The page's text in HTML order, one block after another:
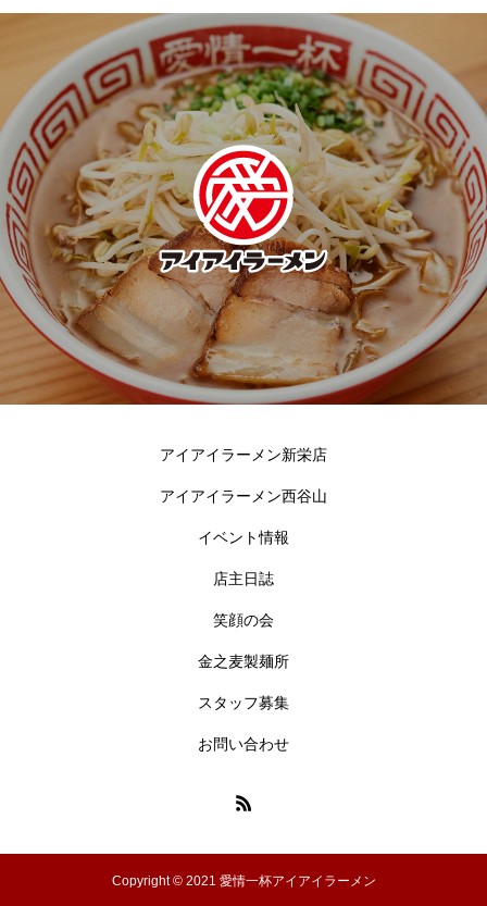
アイアイラーメン新栄店
アイアイラーメン西谷山
イベント情報
店主日誌
笑顔の会
金之麦製麺所
スタッフ募集
お問い合わせ
Copyright © 2021 愛情一杯アイアイラーメン